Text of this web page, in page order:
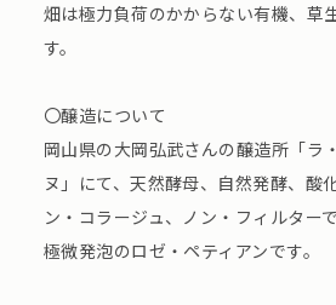
畑は極力負荷のかからない有機、草
す。
〇醸造について
岡山県の大岡弘武さんの醸造所「ラ
ヌ」にて、天然酵母、自然発酵、酸
ン・コラージュ、ノン・フィルターで
極微発泡のロゼ・ペティアンです。